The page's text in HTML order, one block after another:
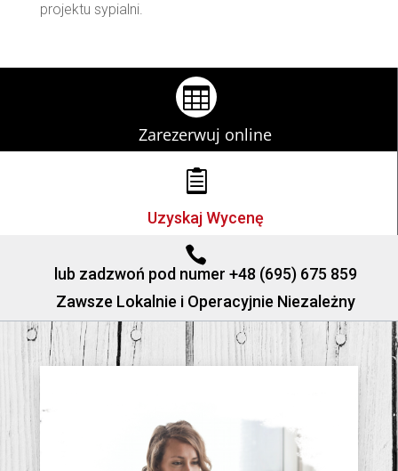
projektu sypialni.

Zarezerwuj online

Uzyskaj Wycenę

lub zadzwoń pod numer +48 (695) 675 859
Zawsze Lokalnie i Operacyjnie Niezależny